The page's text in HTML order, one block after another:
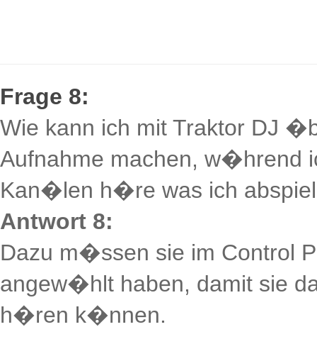
Frage 8:
Wie kann ich mit Traktor DJ
Aufnahme machen, w�hrend
Kan�len h�re was ich
Antwort 8:
Dazu m�ssen sie im Control
angew�hlt haben, damit sie
h�ren k�nnen.